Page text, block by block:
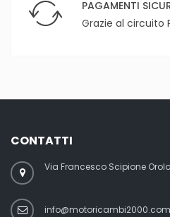
PAGAMENTI
Grazie al circuito
CONTATTI
Via Francesco Scipione
info@motoricambi2000.com